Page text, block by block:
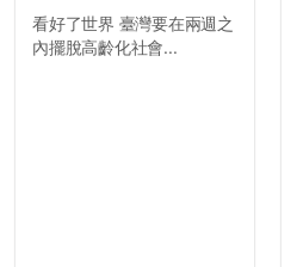
看好了世界 臺灣要在兩週之
內擺脫高齡化社會...